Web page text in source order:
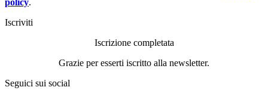
Iscriviti
Iscrizione completata
Grazie per esserti iscritto alla newsletter.
Seguici sui social